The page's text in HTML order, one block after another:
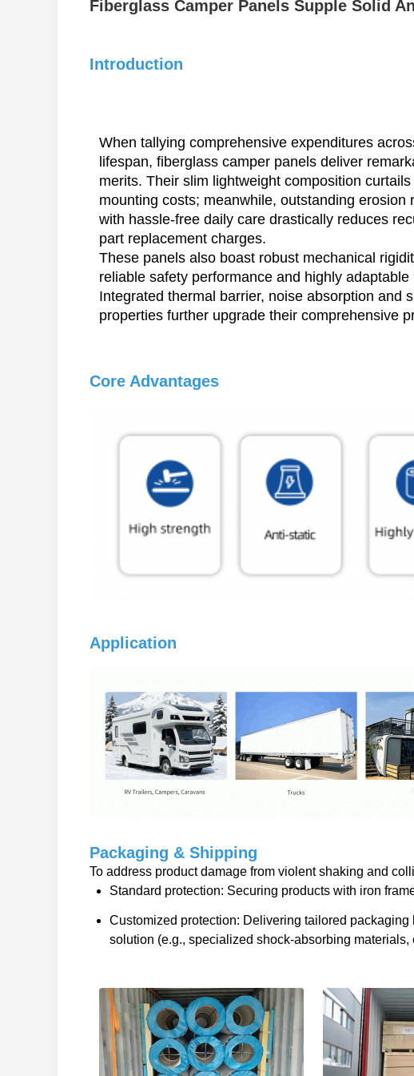
Fiberglass Camper Panels Supple Solid
Introduction
When tallying comprehensive expenditures
lifespan, fiberglass camper panels deliver
merits. Their slim lightweight composition
mounting costs; meanwhile, outstanding erosion
with hassle-free daily care drastically reduces
part replacement charges.
These panels also boast robust mechanical
reliable safety performance and highly adaptable
Integrated thermal barrier, noise absorption and
properties further upgrade their comprehensive
Core Advantages
Application
Packaging & Shipping
To address product damage from violent shaking and
Standard protection: Securing products with iron
Customized protection: Delivering tailored
solution (e.g., specialized shock-absorbing materials,